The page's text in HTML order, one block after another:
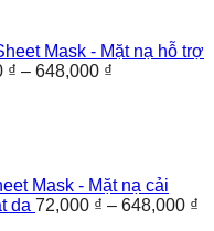
Mask - Mặt nạ hỗ trợ
₫ – 648,000 ₫
Mask - Mặt nạ cải
da 72,000 ₫ – 648,000 ₫